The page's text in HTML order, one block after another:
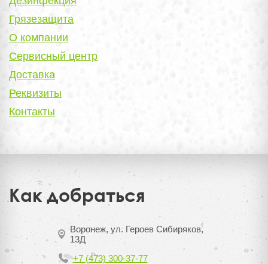
Грязезащита
О компании
Сервисный центр
Доставка
Реквизиты
Контакты
Как добраться
Воронеж, ул. Героев Сибиряков,
13Д
+7 (473) 300-37-77